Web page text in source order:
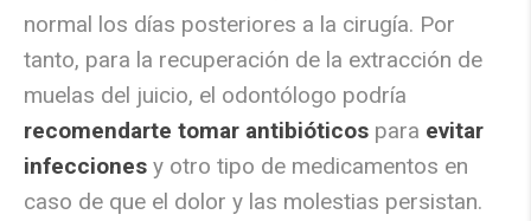
normal los días posteriores a la cirugía. Por
tanto, para la recuperación de la extracción de
muelas del juicio, el odontólogo podría
recomendarte tomar antibióticos para evitar
infecciones y otro tipo de medicamentos en
caso de que el dolor y las molestias persistan.